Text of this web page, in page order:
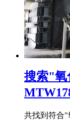
搜索"氧
共找到符合"